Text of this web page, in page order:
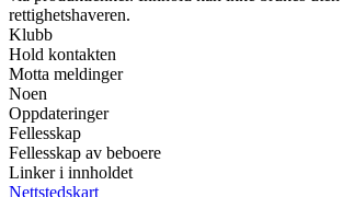
rettighetshaveren.
Klubb
Hold kontakten
Motta meldinger
Noen
Oppdateringer
Fellesskap
Fellesskap av beboere
Linker i innholdet
Nettstedskart